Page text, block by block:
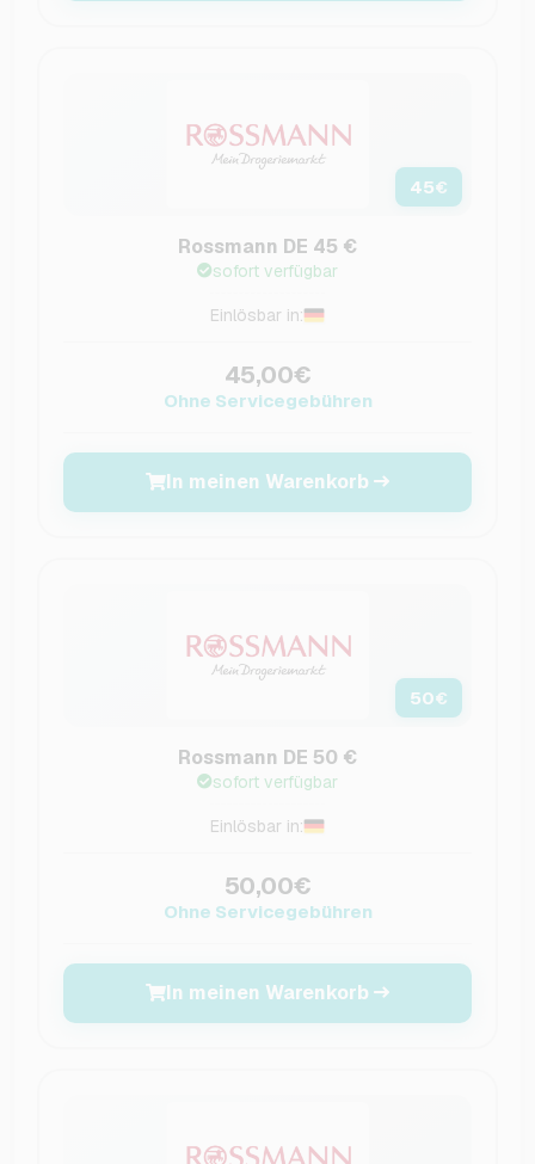
45€
Rossmann DE 45 €
sofort verfügbar
Einlösbar in:
45,00€
Ohne Servicegebühren
In meinen Warenkorb
50€
Rossmann DE 50 €
sofort verfügbar
Einlösbar in:
50,00€
Ohne Servicegebühren
In meinen Warenkorb